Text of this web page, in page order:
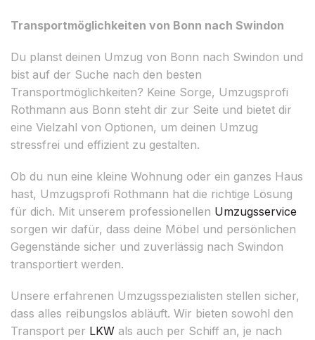
Transportmöglichkeiten von Bonn nach Swindon
Du planst deinen Umzug von Bonn nach Swindon und
bist auf der Suche nach den besten
Transportmöglichkeiten? Keine Sorge, Umzugsprofi
Rothmann aus Bonn steht dir zur Seite und bietet dir
eine Vielzahl von Optionen, um deinen Umzug
stressfrei und effizient zu gestalten.
Ob du nun eine kleine Wohnung oder ein ganzes Haus
hast, Umzugsprofi Rothmann hat die richtige Lösung
für dich. Mit unserem professionellen Umzugsservice
sorgen wir dafür, dass deine Möbel und persönlichen
Gegenstände sicher und zuverlässig nach Swindon
transportiert werden.
Unsere erfahrenen Umzugsspezialisten stellen sicher,
dass alles reibungslos abläuft. Wir bieten sowohl den
Transport per LKW als auch per Schiff an, je nach